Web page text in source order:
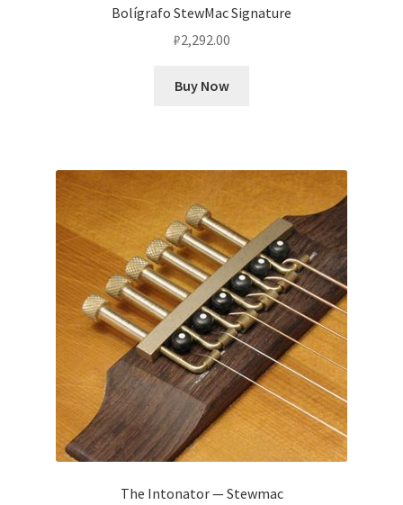
Bolígrafo StewMac Signature
₽2,292.00
Buy Now
The Intonator — Stewmac